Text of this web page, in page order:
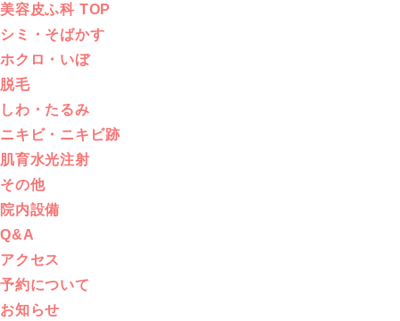
美容皮ふ科 TOP
シミ・そばかす
ホクロ・いぼ
脱毛
しわ・たるみ
ニキビ・ニキビ跡
肌育水光注射
その他
院内設備
Q&A
アクセス
予約について
お知らせ